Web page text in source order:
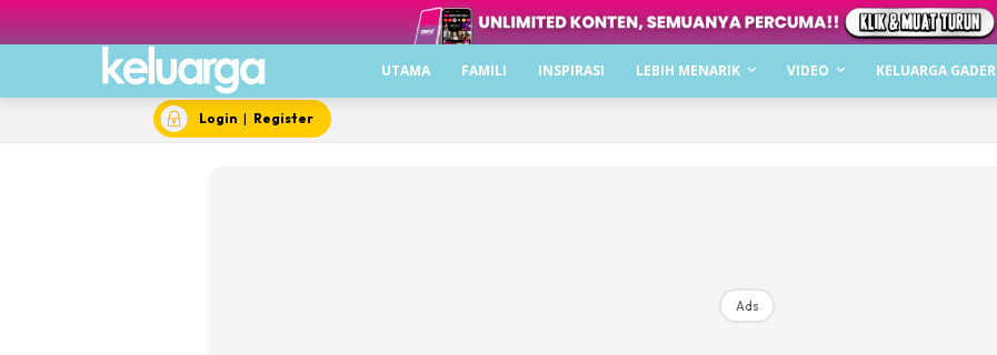
UTAMA FAMILI INSPIRASI LEBIH MENARIK VIDEO KELUARGA GADER
Login | Register
Ads